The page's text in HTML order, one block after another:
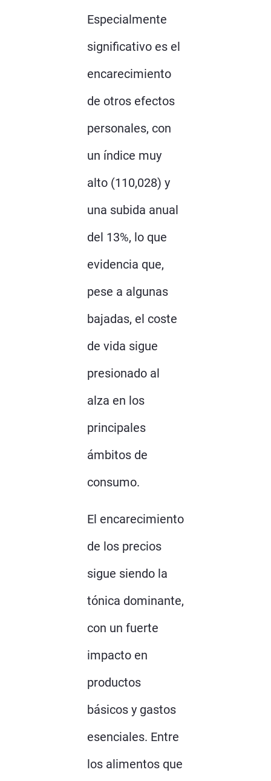
Especialmente
significativo es el
encarecimiento
de otros efectos
personales, con
un índice muy
alto (110,028) y
una subida anual
del 13%, lo que
evidencia que,
pese a algunas
bajadas, el coste
de vida sigue
presionado al
alza en los
principales
ámbitos de
consumo.
El encarecimiento
de los precios
sigue siendo la
tónica dominante,
con un fuerte
impacto en
productos
básicos y gastos
esenciales. Entre
los alimentos que